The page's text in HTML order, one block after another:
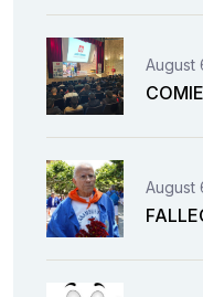
August
August